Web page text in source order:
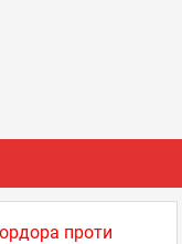
проти